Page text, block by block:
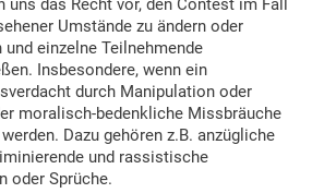
uns das Recht vor, den Contest im Fall
Umstände zu ändern oder
einzelne Teilnehmende
Insbesondere, wenn ein
durch Manipulation oder
moralisch-bedenkliche Missbräuche
Dazu gehören z.B. anzügliche
und rassistische
oder Sprüche.